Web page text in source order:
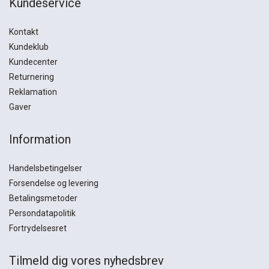
Kundeservice
Kontakt
Kundeklub
Kundecenter
Returnering
Reklamation
Gaver
Information
Handelsbetingelser
Forsendelse og levering
Betalingsmetoder
Persondatapolitik
Fortrydelsesret
Tilmeld dig vores nyhedsbrev